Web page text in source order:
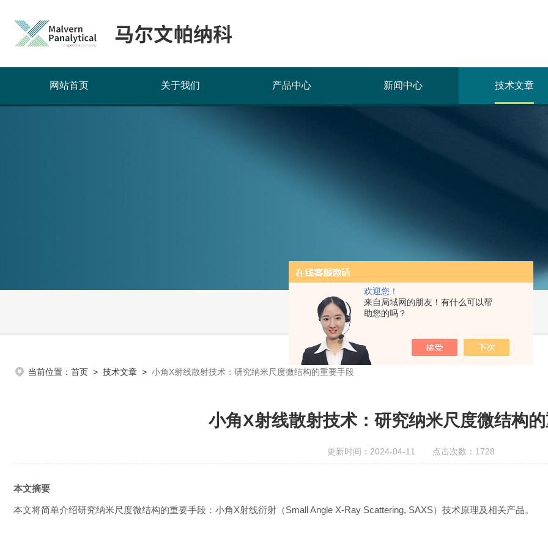
欢迎您！
来自局域网的朋友！有什么可以帮
助您的吗？
网站首页 关于我们 产品中心 新闻中心 技术文章
当前位置： 首页 > 技术文章 > 小角X射线散射技术：研究纳米尺度微结构的重要手段
小角X射线散射技术：研究纳米尺度微结构
更新时间：2024-04-11 点击次数：1728
本文摘要
本文将简单介绍研究纳米尺度微结构的重要手段：小角X射线衍射（Small Angle X-Ray Scattering, SAXS）技术原理及相关产品。